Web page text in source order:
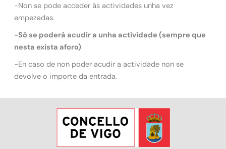
-Non se pode acceder ás actividades unha vez
empezadas.
-Só se poderá acudir a unha actividade (sempre que
nesta exista aforo)
-En caso de non poder acudir a actividade non se
devolve o importe da entrada.